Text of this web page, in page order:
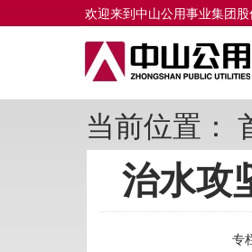
欢迎来到中山公用事业集团股
当前位置：
治水攻
专